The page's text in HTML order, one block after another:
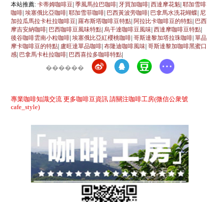
本站推薦:卡蒂姆咖啡豆|季風馬拉巴咖啡| 牙買加咖啡|西達摩花魁|耶加雪啡
咖啡|埃塞俄比亞咖啡|耶加雪菲咖啡| 巴西黃波旁咖啡| 巴拿馬水洗花蝴蝶| 尼
加拉瓜馬拉卡杜拉咖啡豆|羅布斯塔咖啡豆特點|阿拉比卡咖啡豆的特點| 巴西
摩吉安納咖啡| 巴西咖啡豆風味特點| 烏干達咖啡豆風味|西達摩咖啡豆特點|
後谷咖啡雲南小粒咖啡|埃塞俄比亞紅櫻桃咖啡|哥斯達黎加塔拉珠咖啡|單品
摩卡咖啡豆的特點| 盧旺達單品咖啡|布隆迪咖啡風味|哥斯達黎加咖啡黑蜜口
感| 巴拿馬卡杜拉咖啡| 巴西喜拉多咖啡特點|
������
專業咖啡知識交流 更多咖啡豆資訊 請關注咖啡工房(微信公衆號
cafe_style)